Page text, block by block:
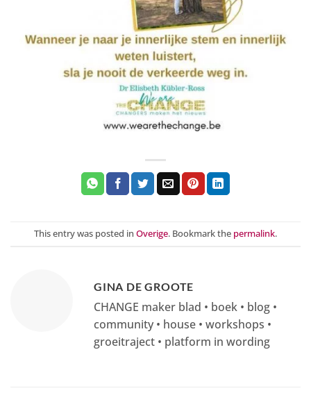
This entry was posted in Overige. Bookmark the permalink.
GINA DE GROOTE
CHANGE maker blad • boek • blog •
community • house • workshops •
groeitraject • platform in wording